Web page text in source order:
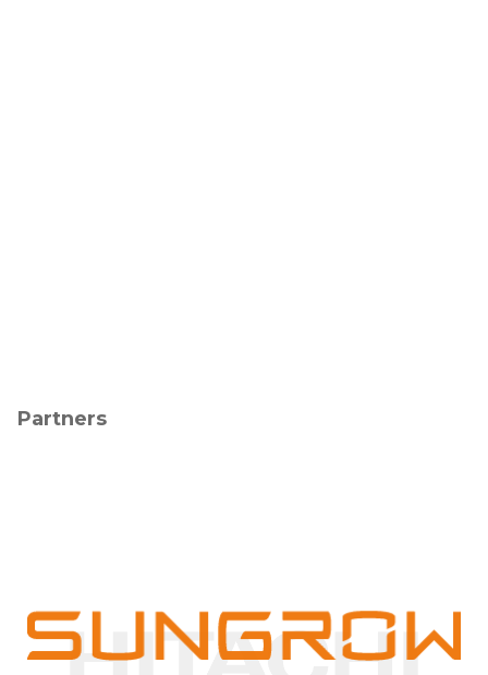
Partners